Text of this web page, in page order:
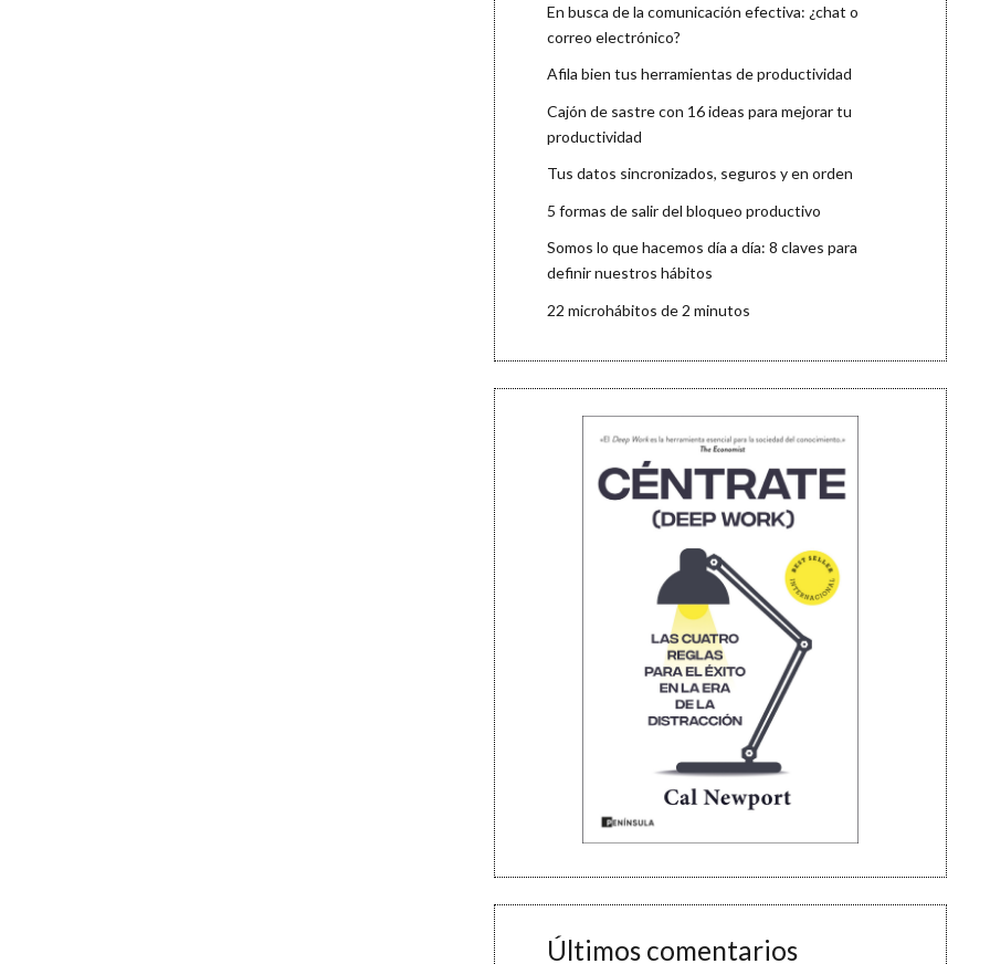
En busca de la comunicación efectiva: ¿chat o
correo electrónico?
Afila bien tus herramientas de productividad
Cajón de sastre con 16 ideas para mejorar tu
productividad
Tus datos sincronizados, seguros y en orden
5 formas de salir del bloqueo productivo
Somos lo que hacemos día a día: 8 claves para
definir nuestros hábitos
22 microhábitos de 2 minutos
Últimos comentarios